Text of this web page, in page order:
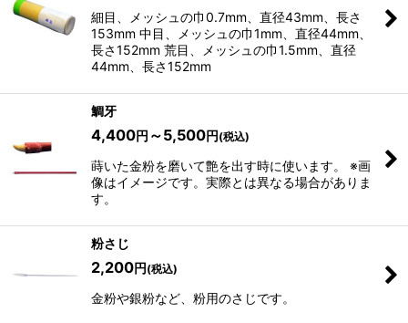
細目、メッシュの巾0.7mm、直径43mm、長さ
153mm 中目、メッシュの巾1mm、直径44mm、
長さ152mm 荒目、メッシュの巾1.5mm、直径
44mm、長さ152mm
鯛牙
4,400円 ～5,500円 (税込)
蒔いた金粉を磨いて艶を出す時に使います。 ※画
像はイメージです。実際とは異なる場合がありま
す。
粉さじ
2,200円 (税込)
金粉や銀粉など、粉用のさじです。